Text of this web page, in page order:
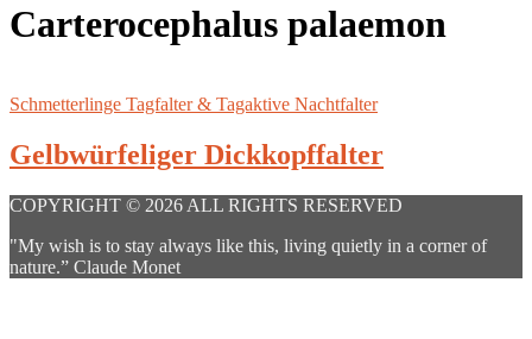
Carterocephalus palaemon
Schmetterlinge Tagfalter & Tagaktive Nachtfalter
Gelbwürfeliger Dickkopffalter
COPYRIGHT © 2026 ALL RIGHTS RESERVED
"My wish is to stay always like this, living quietly in a corner of
nature.” Claude Monet